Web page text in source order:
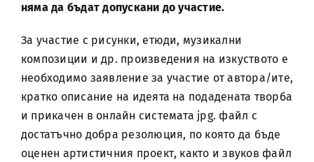
няма да бъдат допускани до участие.
За участие с рисунки, етюди, музикални
композиции и др. произведения на изкуството е
необходимо заявление за участие от автора/ите,
кратко описание на идеята на подадената творба
и прикачен в онлайн системата jpg. файл с
достатъчно добра резолюция, по която да бъде
оценен артистичния проект, както и звуков файл